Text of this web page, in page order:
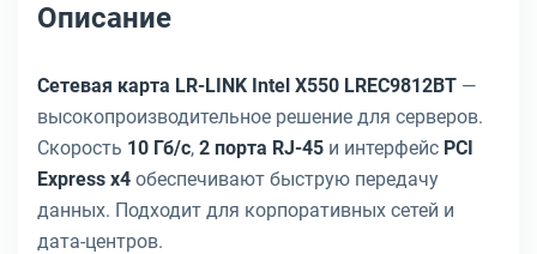
Описание
Сетевая карта LR-LINK Intel X550 LREC9812BT —
высокопроизводительное решение для серверов.
Скорость 10 Гб/с, 2 порта RJ-45 и интерфейс PCI
Express x4 обеспечивают быструю передачу
данных. Подходит для корпоративных сетей и
дата-центров.